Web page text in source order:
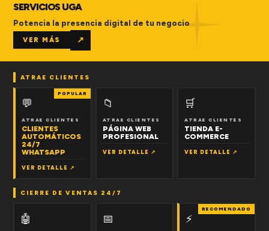
SERVICIOS UGA
Potencia la presencia digital de tu negocio
VER MÁS ↗
ATRAE CLIENTES
POPULAR
💬
ATRAE CLIENTES
CLIENTES
AUTOMÁTICOS
24/7
WHATSAPP
VER DETALLE ↗
📁
ATRAE CLIENTES
PÁGINA WEB
PROFESIONAL
VER DETALLE ↗
🛒
ATRAE CLIENTES
TIENDA E-
COMMERCE
VER DETALLE ↗
CIERRE DE VENTAS 24/7
🤖 📅
RECOMENDADO
⚡